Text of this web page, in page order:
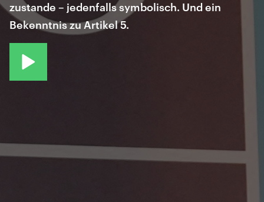
zustande – jedenfalls symbolisch. Und ein
Bekenntnis zu Artikel 5.